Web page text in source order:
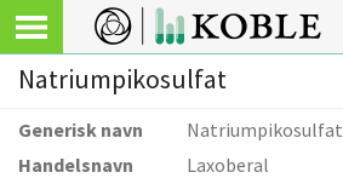
Natriumpikosulfat
Generisk navn
Natriumpikosulfat
Handelsnavn
Laxoberal